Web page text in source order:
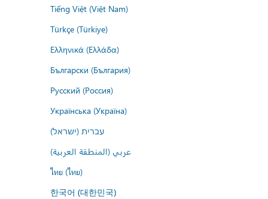
Tiếng Việt (Việt Nam)
Türkçe (Türkiye)
Ελληνικά (Ελλάδα)
Български (България)
Русский (Россия)
Українська (Україна)
עברית (ישראל)
عربي (المنطقة العربية)
ไทย (ไทย)
한국어 (대한민국)